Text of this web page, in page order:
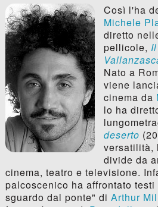
Così l'ha
Michele
diretto
pellicole,
Nato a
viene
cinema da
lo ha
deserto
versatilità,
divide da
cinema, teatro e televisione.
palcoscenico ha affrontato
sguardo dal ponte" di Arthur